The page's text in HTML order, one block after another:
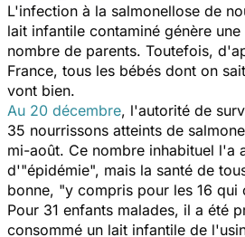
L'infection à la salmonellose de
lait infantile contaminé génère
nombre de parents. Toutefois,
France, tous les bébés dont on
vont bien.
Au 20 décembre, l'autorité de
35 nourrissons atteints de
mi-août. Ce nombre inhabituel l'a
d'"épidémie", mais la santé de
bonne, "y compris pour les 16 qui
Pour 31 enfants malades, il a été
consommé un lait infantile de